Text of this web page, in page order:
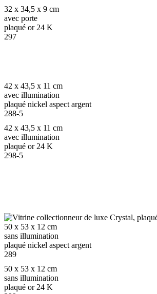
32 x 34,5 x 9 cm
avec porte
plaqué or 24 K
297
42 x 43,5 x 11 cm
avec illumination
plaqué nickel aspect argent
288-5
42 x 43,5 x 11 cm
avec illumination
plaqué or 24 K
298-5
50 x 53 x 12 cm
sans illumination
plaqué nickel aspect argent
289
50 x 53 x 12 cm
sans illumination
plaqué or 24 K